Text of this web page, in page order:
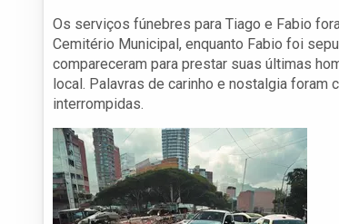
Os serviços fúnebres para Tiago e Fabio
Cemitério Municipal, enquanto Fabio foi
compareceram para prestar suas últimas
local. Palavras de carinho e nostalgia
interrompidas.